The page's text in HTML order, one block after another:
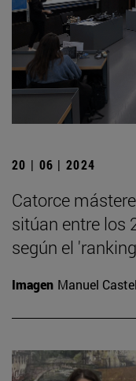
20 | 06 | 2024
Catorce
sitúan entre los
según el
Imagen Manuel